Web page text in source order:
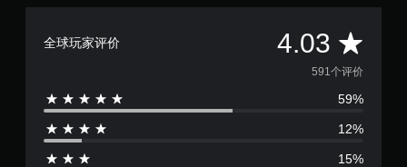
全球玩家评价 4.03 平
均
评
价
591个评价
59%
12%
15%